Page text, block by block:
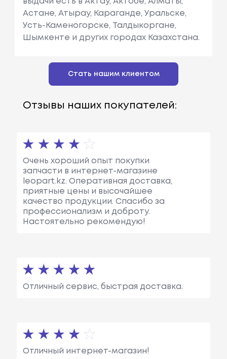
Астане, Атырау, Караганде, Уральске,
Усть-Каменогорске, Талдыкоргане,
Шымкенте и других городах Казахстана.
Стать нашим клиентом
Отзывы наших покупателей:
Очень хороший опыт покупки
запчасти в интернет-магазине
leopart.kz. Оперативная доставка,
приятные цены и высочайшее
качество продукции. Спасибо за
профессионализм и доброту.
Настоятельно рекомендую!
Отличный сервис, быстрая доставка.
Отличный интернет-магазин!